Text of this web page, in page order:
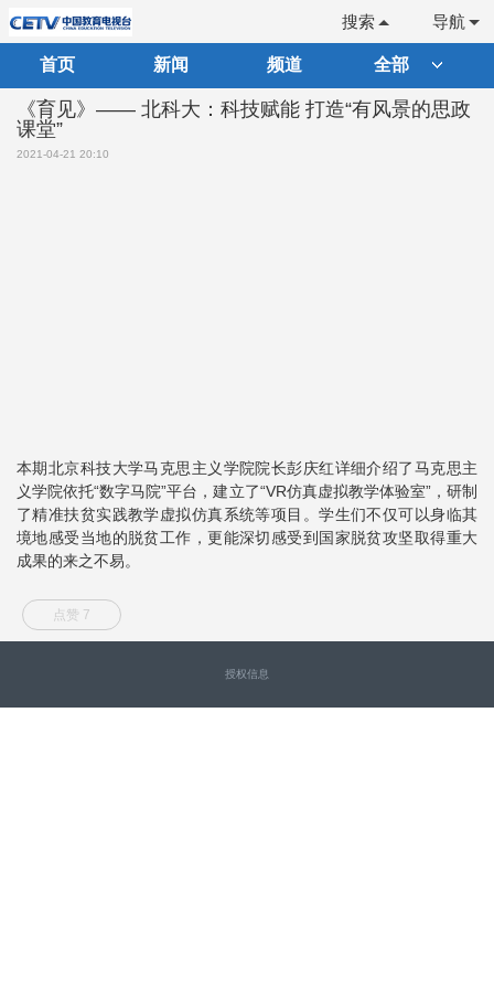
导航
搜索
首页 新闻 频道 全部
《育见》—— 北科大：科技赋能 打造“有风景的思政
课堂”
2021-04-21 20:10
本期北京科技大学马克思主义学院院长彭庆红详细介绍了马克思主
义学院依托“数字马院”平台，建立了“VR仿真虚拟教学体验室”，研制
了精准扶贫实践教学虚拟仿真系统等项目。学生们不仅可以身临其
境地感受当地的脱贫工作，更能深切感受到国家脱贫攻坚取得重大
成果的来之不易。
点赞 7
授权信息